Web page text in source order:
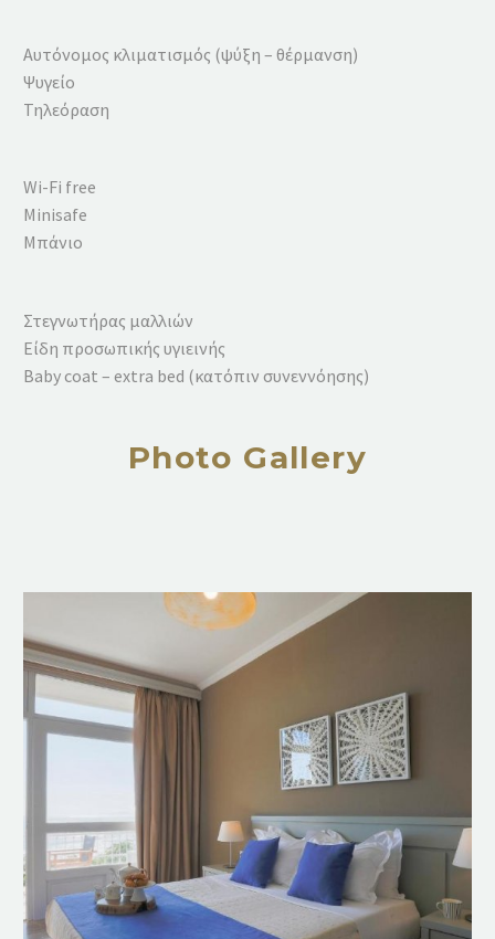
Αυτόνομος κλιματισμός (ψύξη – θέρμανση)
Ψυγείο
Τηλεόραση
Wi-Fi free
Minisafe
Mπάνιο
Στεγνωτήρας μαλλιών
Είδη προσωπικής υγιεινής
Baby coat – extra bed (κατόπιν συνεννόησης)
Photo Gallery